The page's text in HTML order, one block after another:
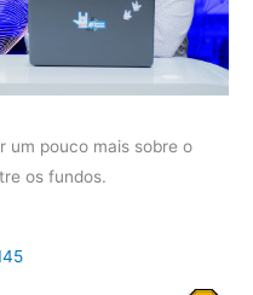
um pouco mais sobre o
os fundos.